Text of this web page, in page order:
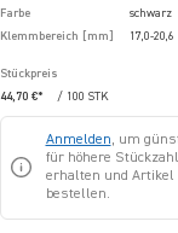
Farbe
schwarz
Klemmbereich [mm]
17,0-20,6
Stückpreis
44,70 €*
/ 100 STK
Anmelden, um
für höhere
erhalten und Artikel
bestellen.